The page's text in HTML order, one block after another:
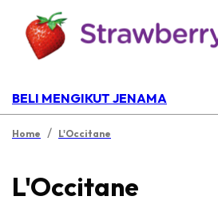
BELI MENGIKUT JENAMA
Home / L'Occitane
L'Occitane